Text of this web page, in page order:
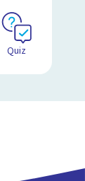
Quiz